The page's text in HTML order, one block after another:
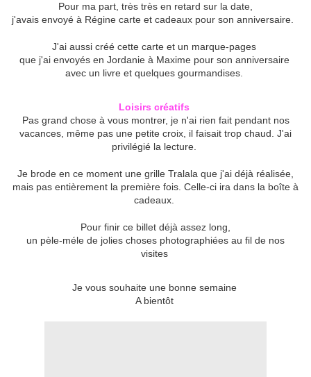
Pour ma part, très très en retard sur la date,
j'avais envoyé à Régine carte et cadeaux pour son anniversaire.
J'ai aussi créé cette carte et un marque-pages
que j'ai envoyés en Jordanie à Maxime pour son anniversaire
avec un livre et quelques gourmandises.
Loisirs créatifs
Pas grand chose à vous montrer, je n'ai rien fait pendant nos
vacances, même pas une petite croix, il faisait trop chaud. J'ai
privilégié la lecture.
Je brode en ce moment une grille Tralala que j'ai déjà réalisée,
mais pas entièrement la première fois. Celle-ci ira dans la boîte à
cadeaux.
Pour finir ce billet déjà assez long,
un pèle-méle de jolies choses photographiées au fil de nos
visites
Je vous souhaite une bonne semaine
A bientôt